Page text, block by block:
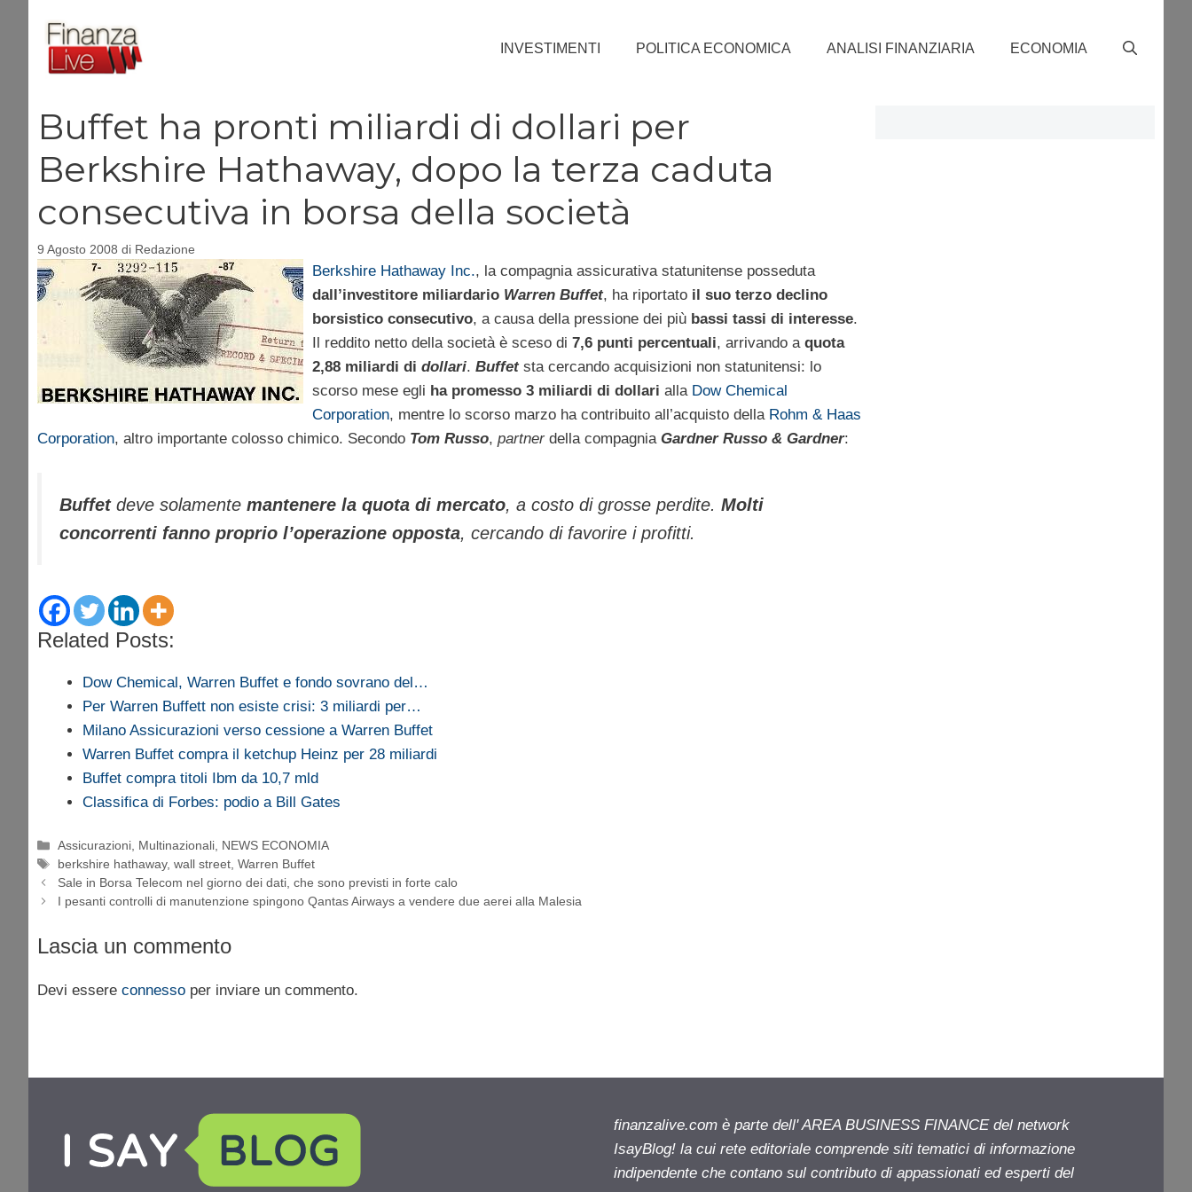
contenuto
INVESTIMENTI POLITICA ECONOMICA ANALISI FINANZIARIA ECONOMIA
Buffet ha pronti miliardi di dollari per
Berkshire Hathaway, dopo la terza caduta
consecutiva in borsa della società
9 Agosto 2008 di Redazione
Berkshire Hathaway Inc., la compagnia assicurativa statunitense posseduta
dall’investitore miliardario Warren Buffet, ha riportato il suo terzo declino
borsistico consecutivo, a causa della pressione dei più bassi tassi di interesse.
Il reddito netto della società è sceso di 7,6 punti percentuali, arrivando a quota
2,88 miliardi di dollari. Buffetsta cercando acquisizioni non statunitensi: lo
scorso mese egli ha promesso 3 miliardi di dollari alla Dow Chemical
Corporation, mentre lo scorso marzo ha contribuito all’acquisto della Rohm & Haas
Corporation, altro importante colosso chimico. Secondo Tom Russo, partner della compagnia Gardner Russo & Gardner:
Buffetdeve solamente mantenere la quota di mercato, a costo di grosse perdite. Molti
concorrenti fanno proprio l’operazione opposta, cercando di favorire i profitti.
Related Posts:
Dow Chemical, Warren Buffet e fondo sovrano del…
Per Warren Buffett non esiste crisi: 3 miliardi per…
Milano Assicurazioni verso cessione a Warren Buffet
Warren Buffet compra il ketchup Heinz per 28 miliardi
Buffet compra titoli Ibm da 10,7 mld
Classifica di Forbes: podio a Bill Gates
Categorie
Assicurazioni, Multinazionali, NEWS ECONOMIA
Tag
berkshire hathaway,wall street,Warren Buffet
Sale in Borsa Telecom nel giorno dei dati, che sono previsti in forte calo
I pesanti controlli di manutenzione spingono Qantas Airways a vendere due aerei alla Malesia
Lascia un commento
Devi essere connesso per inviare un commento.
finanzalive.com è parte dell' AREA BUSINESS FINANCE del network
IsayBlog! la cui rete editoriale comprende siti tematici di informazione
indipendente che contano sul contributo di appassionati ed esperti del